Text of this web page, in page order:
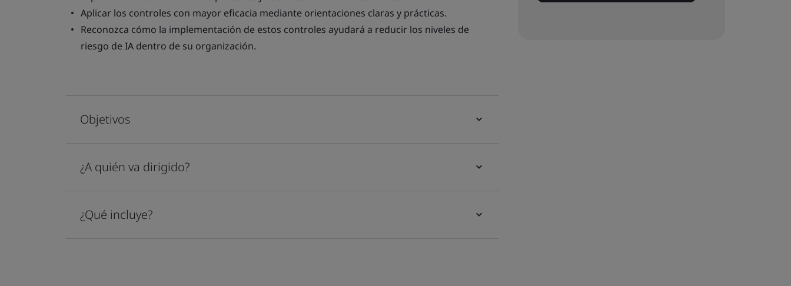
Aplicar los controles con mayor eficacia mediante orientaciones claras y prácticas.
Reconozca cómo la implementación de estos controles ayudará a reducir los niveles de
riesgo de IA dentro de su organización.
Objetivos
¿A quién va dirigido?
¿Qué incluye?